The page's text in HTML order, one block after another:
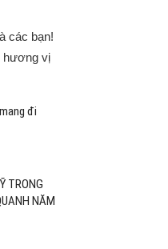
các bạn!
hương vị
đi
TRONG
NĂM